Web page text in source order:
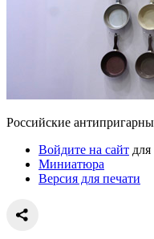
Российские
Войдите на сайт
Миниатюра
Версия для печати